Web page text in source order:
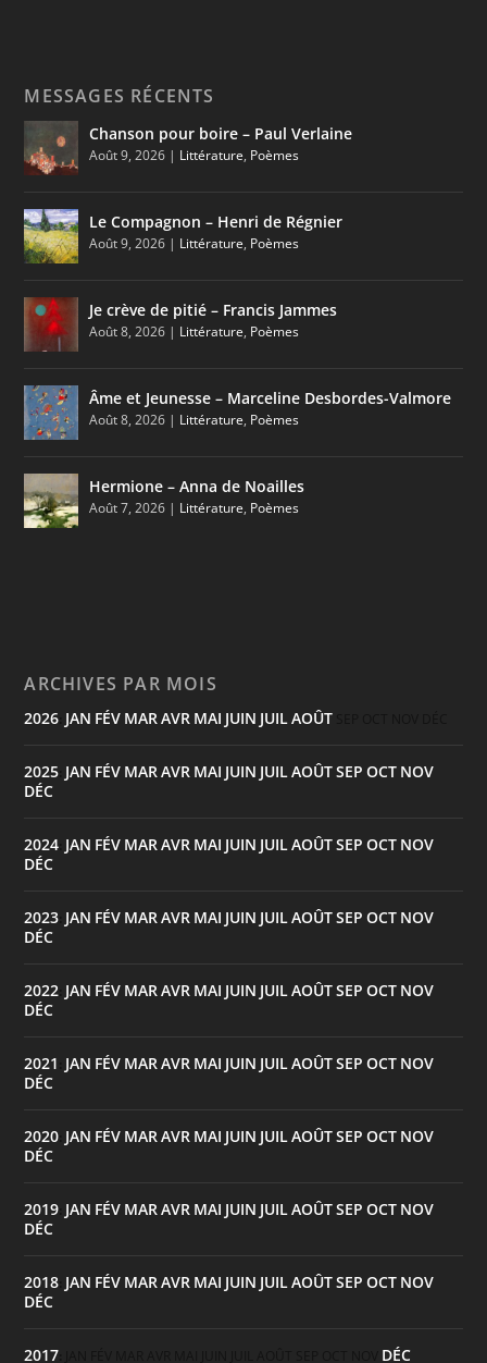
MESSAGES RÉCENTS
Chanson pour boire – Paul Verlaine
Août 9, 2026 | Littérature, Poèmes
Le Compagnon – Henri de Régnier
Août 9, 2026 | Littérature, Poèmes
Je crève de pitié – Francis Jammes
Août 8, 2026 | Littérature, Poèmes
Âme et Jeunesse – Marceline Desbordes-Valmore
Août 8, 2026 | Littérature, Poèmes
Hermione – Anna de Noailles
Août 7, 2026 | Littérature, Poèmes
ARCHIVES PAR MOIS
2026 JAN FÉV MARAVR MAI JUIN JUILAOÛT
2025 JAN FÉV MARAVR MAI JUIN JUILAOÛTSEP OCT NOV
DÉC
2024 JAN FÉV MARAVR MAI JUIN JUILAOÛTSEP OCT NOV
DÉC
2023 JAN FÉV MARAVR MAI JUIN JUILAOÛTSEP OCT NOV
DÉC
2022 JAN FÉV MARAVR MAI JUIN JUILAOÛTSEP OCT NOV
DÉC
2021 JAN FÉV MARAVR MAI JUIN JUILAOÛTSEP OCT NOV
DÉC
2020 JAN FÉV MARAVR MAI JUIN JUILAOÛTSEP OCT NOV
DÉC
2019 JAN FÉV MARAVR MAI JUIN JUILAOÛTSEP OCT NOV
DÉC
2018 JAN FÉV MARAVR MAI JUIN JUILAOÛTSEP OCT NOV
DÉC
2017 DÉC